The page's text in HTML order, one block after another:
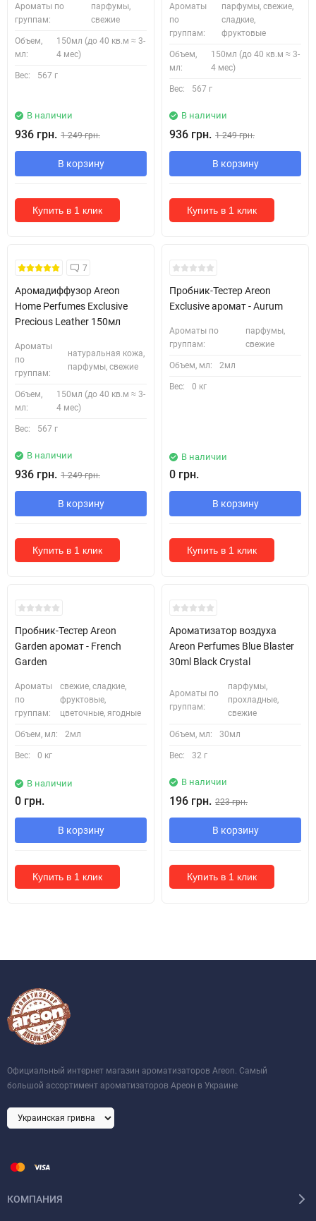
Ароматы по
группам:
парфумы,
свежие
Объем,
мл:
150мл (до 40 кв.м ≈ 3-
4 мес)
Вес: 567 г
В наличии
936 грн. 1 249 грн.
В корзину
Купить в 1 клик
Ароматы
по
группам:
парфумы, свежие,
сладкие,
фруктовые
Объем,
мл:
150мл (до 40 кв.м ≈ 3-
4 мес)
Вес: 567 г
В наличии
936 грн. 1 249 грн.
В корзину
Купить в 1 клик
7
Аромадиффузор Areon
Home Perfumes Exclusive
Precious Leather 150мл
Ароматы
по
группам:
натуральная кожа,
парфумы, свежие
Объем,
мл:
150мл (до 40 кв.м ≈ 3-
4 мес)
Вес: 567 г
В наличии
936 грн. 1 249 грн.
В корзину
Купить в 1 клик
Кожні 1500₴ чеку = 1 тестер
Пробник-Тестер Areon
Exclusive аромат - Aurum
Ароматы по
группам:
парфумы,
свежие
Объем, мл: 2мл
Вес: 0 кг
В наличии
0 грн.
В корзину
Купить в 1 клик
Кожні 1500₴ чеку = 1 тестер
Пробник-Тестер Areon
Garden аромат - French
Garden
Ароматы
по
группам:
свежие, сладкие,
фруктовые,
цветочные, ягодные
Объем, мл: 2мл
Вес: 0 кг
В наличии
0 грн.
В корзину
Купить в 1 клик
Ароматизатор воздуха
Areon Perfumes Blue Blaster
30ml Black Crystal
Ароматы по
группам:
парфумы,
прохладные,
свежие
Объем, мл: 30мл
Вес: 32 г
В наличии
196 грн. 223 грн.
В корзину
Купить в 1 клик
Официальный интернет магазин ароматизаторов Areon. Самый
большой ассортимент ароматизаторов Ареон в Украине
КОМПАНИЯ